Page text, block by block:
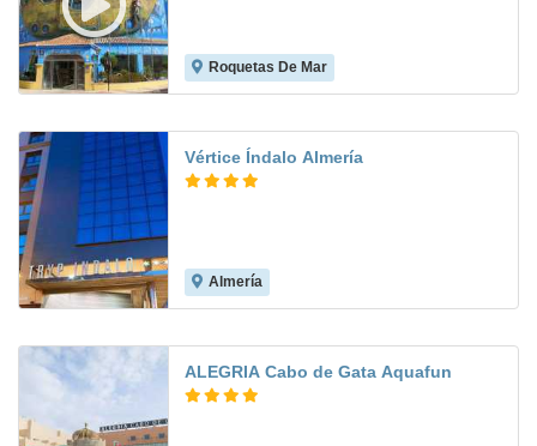
Roquetas De Mar
Vértice Índalo Almería
Almería
ALEGRIA Cabo de Gata Aquafun